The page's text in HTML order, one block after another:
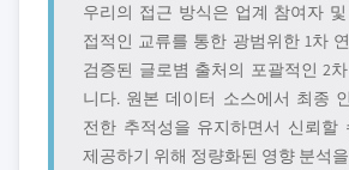
우리의 접근 방식은 업계 참여자
접적인 교류를 통한 광범위한 1차
검증된 글로볌 출처의 포괄적인 2
니다. 원본 데이터 소스에서 최종
전한 추적성을 유지하면서 신뢰할
제공하기 위해 정량화된 영향 분석